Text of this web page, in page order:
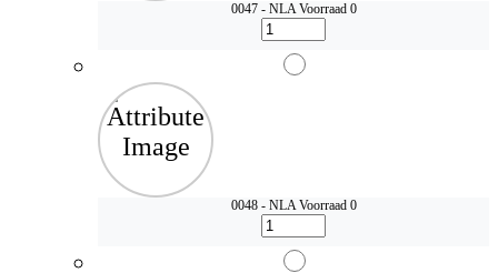
0047 - NLAVoorraad 0
0048 - NLAVoorraad 0